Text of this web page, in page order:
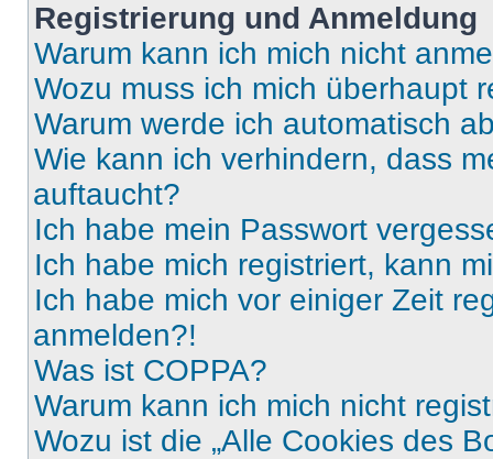
Registrierung und Anmeldung
Warum kann ich mich nicht
Wozu muss ich mich überhaupt
Warum werde ich automatisch
Wie kann ich verhindern, dass
auftaucht?
Ich habe mein Passwort
Ich habe mich registriert, kann
Ich habe mich vor einiger Zeit
anmelden?!
Was ist COPPA?
Warum kann ich mich nicht
Wozu ist die „Alle Cookies des